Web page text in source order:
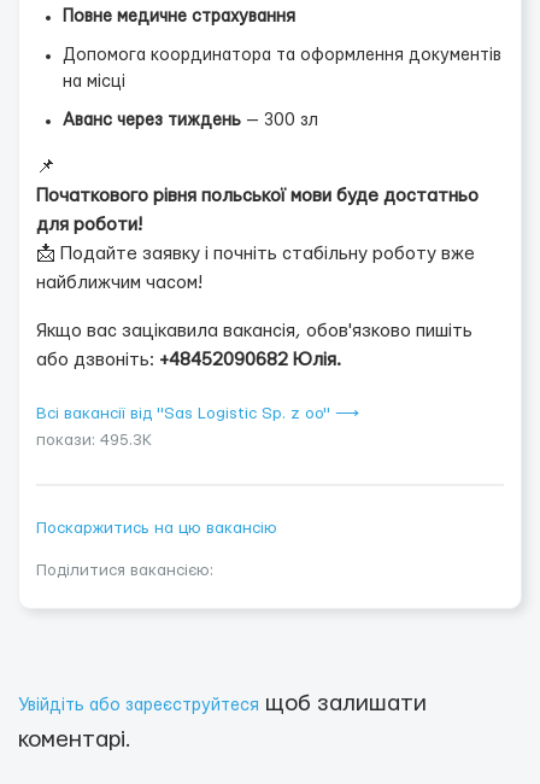
Повне медичне страхування
Допомога координатора та оформлення документів
на місці
Аванс через тиждень — 300 зл
📌
Початкового рівня польської мови буде достатньо
для роботи!
📩 Подайте заявку і почніть стабільну роботу вже
найближчим часом!
Якщо вас зацікавила вакансія, обов'язково пишіть
або дзвоніть: +48452090682 Юлія.
Всі вакансії від "Sas Logistic Sp. z oo" ⟶
покази: 495.3K
Поскаржитись на цю вакансію
Поділитися вакансією:
Увійдіть або зареєструйтеся щоб залишати
коментарі.